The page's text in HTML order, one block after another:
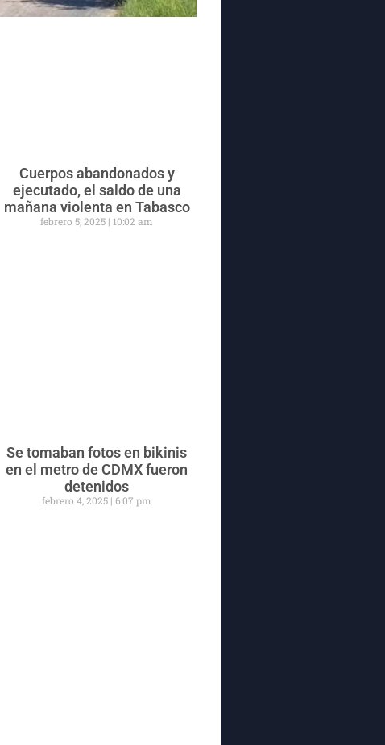
Cuerpos abandonados y
ejecutado, el saldo de una
mañana violenta en Tabasco
febrero 5, 2025 10:02 am
Se tomaban fotos en bikinis
en el metro de CDMX fueron
detenidos
febrero 4, 2025 6:07 pm